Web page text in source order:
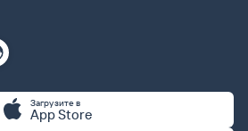
Загрузите в
App Store